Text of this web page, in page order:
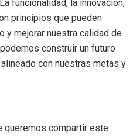
funcionalidad, la innovación,
principios que pueden
y mejorar nuestra calidad de
construir un futuro
con nuestras metas y
queremos compartir este